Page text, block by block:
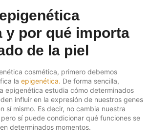
y por qué importa
de la piel
cosmética, primero debemos
la epigenética. De forma sencilla,
epigenética estudia cómo determinados
influir en la expresión de nuestros genes
sí mismo. Es decir, no cambia nuestra
sí puede condicionar qué funciones se
determinados momentos.